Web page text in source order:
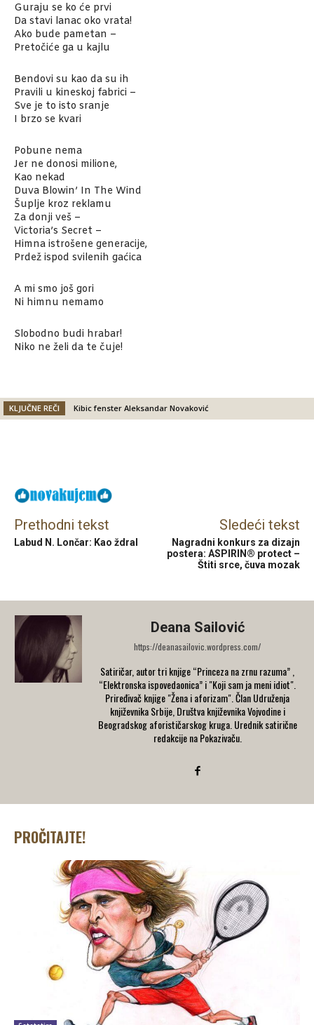
Guraju se ko će prvi
Da stavi lanac oko vrata!
Ako bude pametan –
Pretočiće ga u kajlu
Bendovi su kao da su ih
Pravili u kineskoj fabrici –
Sve je to isto sranje
I brzo se kvari
Pobune nema
Jer ne donosi milione,
Kao nekad
Duva Blowin’ In The Wind
Šuplje kroz reklamu
Za donji veš –
Victoria’s Secret –
Himna istrošene generacije,
Prdež ispod svilenih gaćica
A mi smo još gori
Ni himnu nemamo
Slobodno budi hrabar!
Niko ne želi da te čuje!
KLJUČNE REČI Kibic fenster Aleksandar Novaković
Prethodni tekst
Labud N. Lončar: Kao ždral
Sledeći tekst
Nagradni konkurs za dizajn
postera: ASPIRIN® protect –
Štiti srce, čuva mozak
Deana Sailović
https://deanasailovic.wordpress.com/
Satiričar, autor tri knjige “Princeza na zrnu razuma” ,
“Elektronska ispovedaonica” i "Koji sam ja meni idiot".
Priređivač knjige "Žena i aforizam". Član Udruženja
književnika Srbije, Društva književnika Vojvodine i
Beogradskog aforističarskog kruga. Urednik satirične
redakcije na Pokazivaču.
PROČITAJTE!